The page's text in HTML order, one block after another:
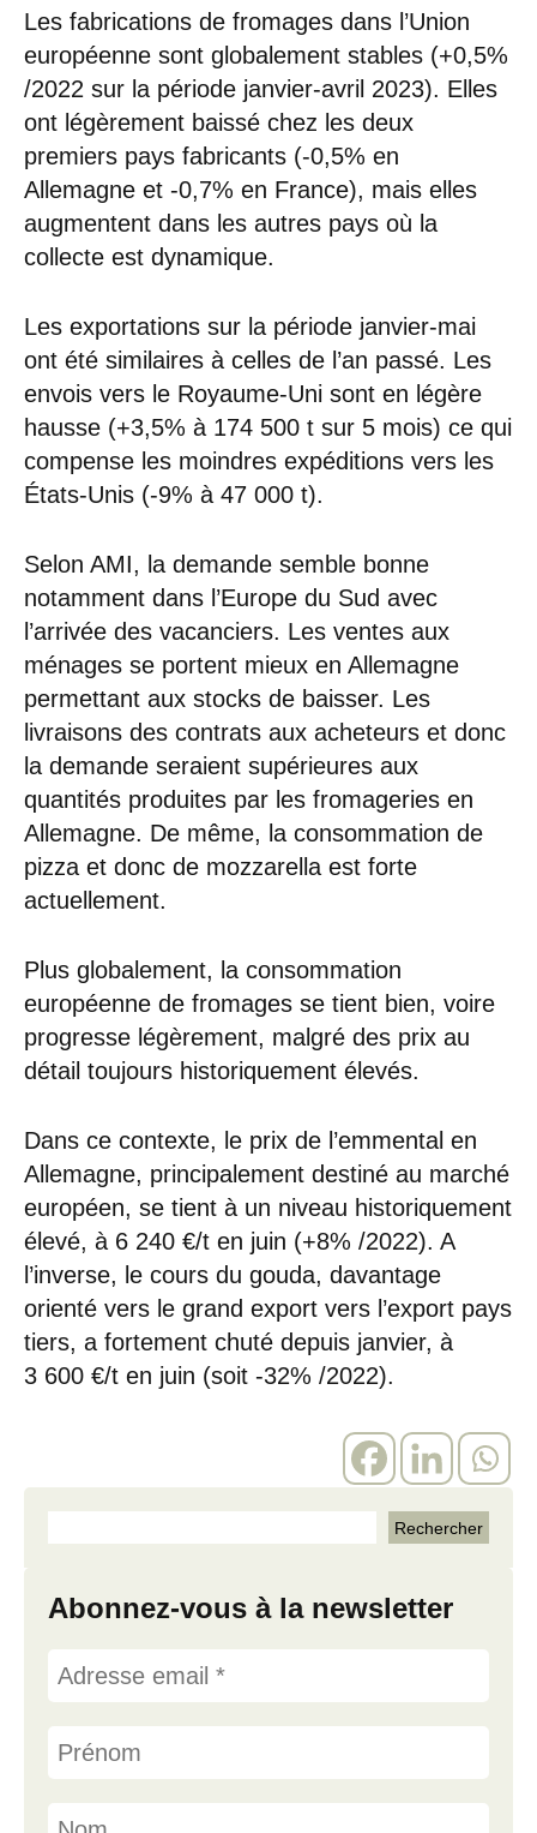
Les fabrications de fromages dans l’Union
européenne sont globalement stables (+0,5%
/2022 sur la période janvier-avril 2023). Elles
ont légèrement baissé chez les deux
premiers pays fabricants (-0,5% en
Allemagne et -0,7% en France), mais elles
augmentent dans les autres pays où la
collecte est dynamique.
Les exportations sur la période janvier-mai
ont été similaires à celles de l’an passé. Les
envois vers le Royaume-Uni sont en légère
hausse (+3,5% à 174 500 t sur 5 mois) ce qui
compense les moindres expéditions vers les
États-Unis (-9% à 47 000 t).
Selon AMI, la demande semble bonne
notamment dans l’Europe du Sud avec
l’arrivée des vacanciers. Les ventes aux
ménages se portent mieux en Allemagne
permettant aux stocks de baisser. Les
livraisons des contrats aux acheteurs et donc
la demande seraient supérieures aux
quantités produites par les fromageries en
Allemagne. De même, la consommation de
pizza et donc de mozzarella est forte
actuellement.
Plus globalement, la consommation
européenne de fromages se tient bien, voire
progresse légèrement, malgré des prix au
détail toujours historiquement élevés.
Dans ce contexte, le prix de l’emmental en
Allemagne, principalement destiné au marché
européen, se tient à un niveau historiquement
élevé, à 6 240 €/t en juin (+8% /2022). A
l’inverse, le cours du gouda, davantage
orienté vers le grand export vers l’export pays
tiers, a fortement chuté depuis janvier, à
3 600 €/t en juin (soit -32% /2022).
Abonnez-vous à la newsletter